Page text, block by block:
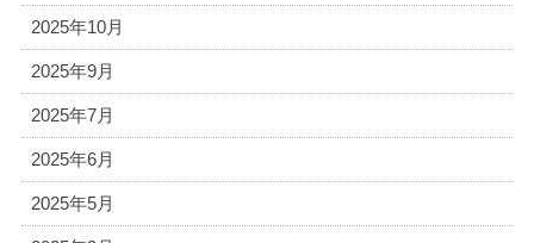
2025年10月
2025年9月
2025年7月
2025年6月
2025年5月